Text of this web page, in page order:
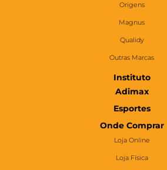
Origens
Magnus
Qualidy
Outras Marcas
Instituto
Adimax
Esportes
Onde Comprar
Loja Online
Loja Física